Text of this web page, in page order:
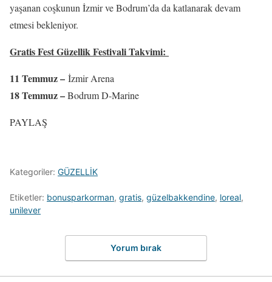
yaşanan coşkunun İzmir ve Bodrum’da da katlanarak devam
etmesi bekleniyor.
Gratis Fest Güzellik Festivali Takvimi:
11 Temmuz – İzmir Arena
18 Temmuz –Bodrum D-Marine
PAYLAŞ
Kategoriler: GÜZELLİK
Etiketler: bonusparkorman, gratis, güzelbakkendine, loreal,
unilever
Yorum bırak